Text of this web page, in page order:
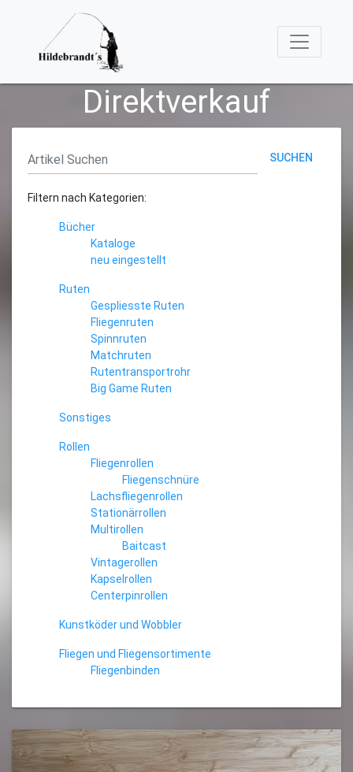
Direktverkauf
SUCHEN
Filtern nach Kategorien:
Bücher
Kataloge
neu eingestellt
Ruten
Gespliesste Ruten
Fliegenruten
Spinnruten
Matchruten
Rutentransportrohr
Big Game Ruten
Sonstiges
Rollen
Fliegenrollen
Fliegenschnüre
Lachsfliegenrollen
Stationärrollen
Multirollen
Baitcast
Vintagerollen
Kapselrollen
Centerpinrollen
Kunstköder und Wobbler
Fliegen und Fliegensortimente
Fliegenbinden